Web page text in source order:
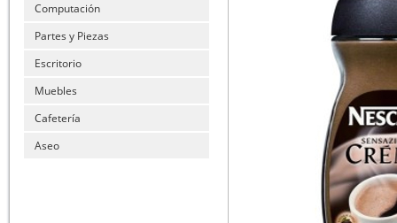
Computación
Partes y Piezas
Escritorio
Muebles
Cafetería
Aseo